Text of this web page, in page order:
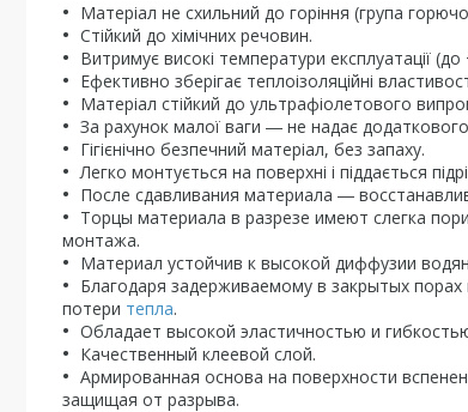
Матеріал не схильний до горіння (група
Стійкий до хімічних речовин.
Витримує високі температури експлуатації (до
Ефективно зберігає теплоізоляційні
Матеріал стійкий до ультрафіолетового
За рахунок малої ваги ― не надає
Гігієнічно безпечний матеріал, без запаху.
Легко монтується на поверхні і піддається
После сдавливания материала ―
Торцы материала в разрезе имеют слегка
монтажа.
Материал устойчив к высокой диффузии
Благодаря задерживаемому в закрытых
потери тепла.
Обладает высокой эластичностью и
Качественный клеевой слой.
Армированная основа на поверхности
защищая от разрыва.